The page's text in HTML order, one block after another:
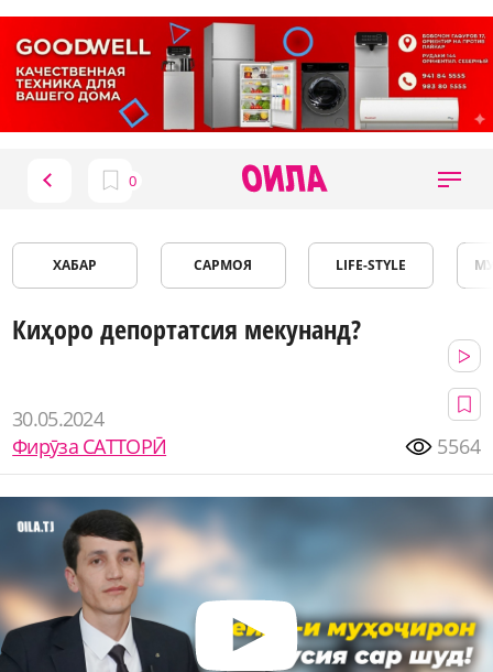
ХАБАР САРМОЯ LIFE-STYLE
Киҳоро депортатсия мекунанд?
30.05.2024
Фирӯза САТТОРӢ
5564